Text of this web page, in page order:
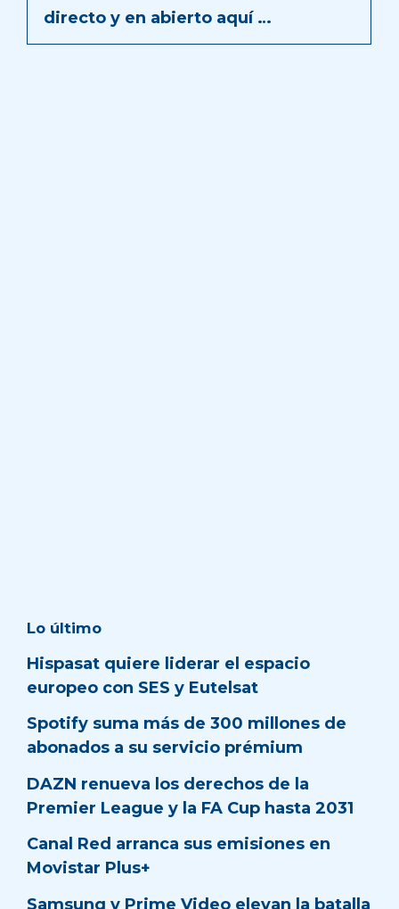
directo y en abierto aquí …
Lo último
Hispasat quiere liderar el espacio
europeo con SES y Eutelsat
Spotify suma más de 300 millones de
abonados a su servicio prémium
DAZN renueva los derechos de la
Premier League y la FA Cup hasta 2031
Canal Red arranca sus emisiones en
Movistar Plus+
Samsung y Prime Video elevan la batalla